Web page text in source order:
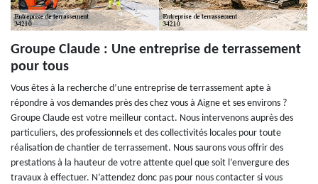
Groupe Claude : Une entreprise de terrassement
pour tous
Vous êtes à la recherche d’une entreprise de terrassement apte à
répondre à vos demandes près des chez vous à Aigne et ses environs ?
Groupe Claude est votre meilleur contact. Nous intervenons auprès des
particuliers, des professionnels et des collectivités locales pour toute
réalisation de chantier de terrassement. Nous saurons vous offrir des
prestations à la hauteur de votre attente quel que soit l’envergure des
travaux à effectuer. N’attendez donc pas pour nous contacter si vous